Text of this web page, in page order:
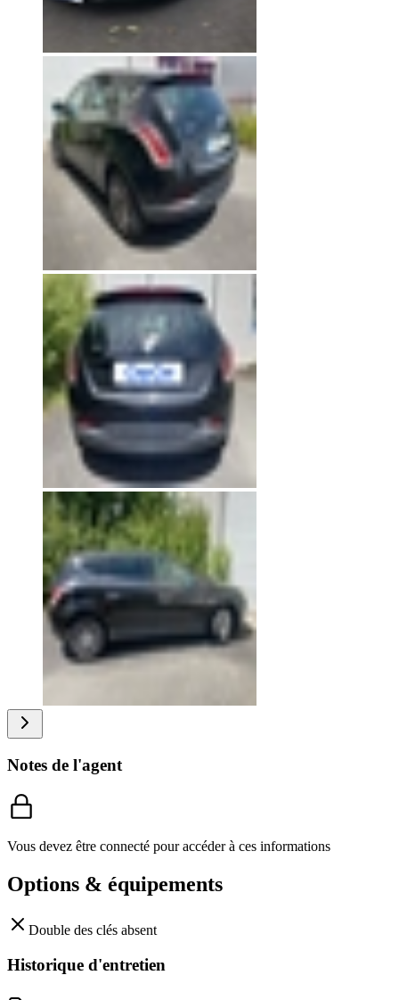
Notes de l'agent
Vous devez être connecté pour accéder à ces informations
Options & équipements
Double des clés absent
Historique d'entretien